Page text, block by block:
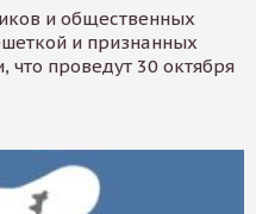
и общественных
и признанных
проведут 30 октября